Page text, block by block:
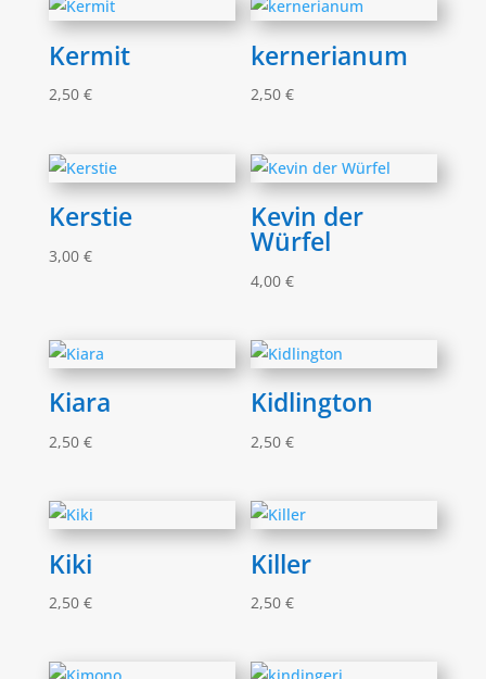
Kermit
2,50 €
kernerianum
2,50€
Kerstie
3,00 €
Kevin der
Würfel
4,00€
Kiara
2,50 €
Kidlington
2,50€
Kiki
2,50 €
Killer
2,50€